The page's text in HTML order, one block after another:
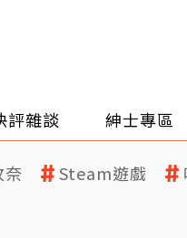
評雜談 紳士專區
奈 Steam遊戲